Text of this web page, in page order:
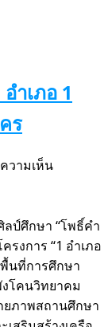
สกลนคร
ำเภอ 1
ร
วามเห็นบน
ร่วม
อบรม
โครงการ
“1
อำเภอ
ลป์ศึกษา “โพธิ์คำ
รงการ “1 อำเภอ
พื้นที่การศึกษา
โคนวิทยาคม
ยภาพสถานศึกษา